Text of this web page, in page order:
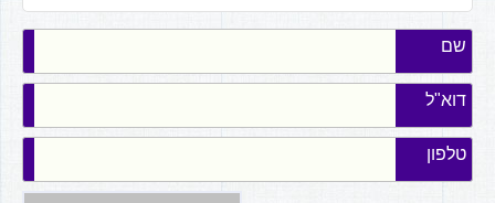
שם
דוא"ל
טלפון